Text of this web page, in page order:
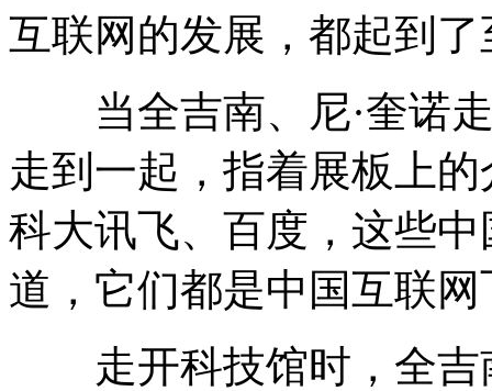
互联网的发展，都起到
当全吉南、尼·奎诺走
走到一起，指着展板上
科大讯飞、百度，这些
道，它们都是中国互联
走开科技馆时，全吉